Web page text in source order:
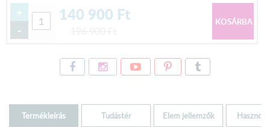
+
-
140 900 Ft
Termékleírás Tudástér Elem jellemzők Hasznos